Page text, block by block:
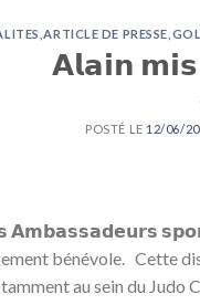
,ARTICLE DE PRESSE
𝗔𝗹𝗮𝗶𝗻
POSTÉ LE 12/06/
bénévole. Cette
au sein du Judo